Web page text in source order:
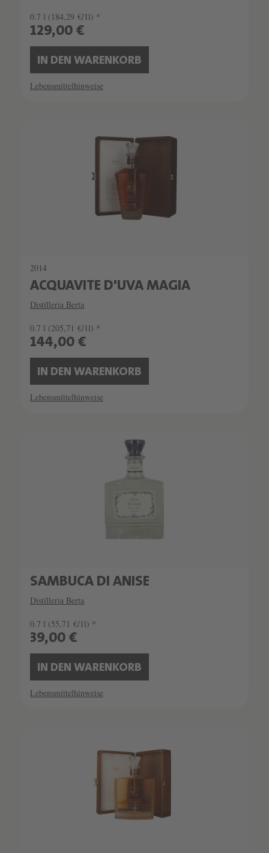
0.7 l (184,29 €/1l) *
129,00 €
IN DEN WARENKORB
Lebensmittelhinweise
2014
ACQUAVITE D'UVA MAGIA
Distilleria Berta
0.7 l (205,71 €/1l) *
144,00 €
IN DEN WARENKORB
Lebensmittelhinweise
SAMBUCA DI ANISE
Distilleria Berta
0.7 l (55,71 €/1l) *
39,00 €
IN DEN WARENKORB
Lebensmittelhinweise